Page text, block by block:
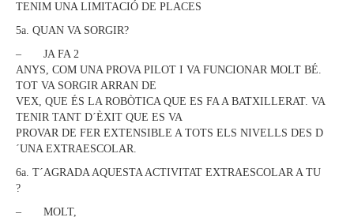
TENIM UNA LIMITACIÓ DE PLACES
5a. QUAN VA SORGIR?
– JA FA 2
ANYS, COM UNA PROVA PILOT I VA FUNCIONAR MOLT BÉ.
TOT VA SORGIR ARRAN DE
VEX, QUE ÉS LA ROBÒTICA QUE ES FA A BATXILLERAT. VA
TENIR TANT D´ÈXIT QUE ES VA
PROVAR DE FER EXTENSIBLE A TOTS ELS NIVELLS DES D
´UNA EXTRAESCOLAR.
6a. T´AGRADA AQUESTA ACTIVITAT EXTRAESCOLAR A TU
?
– MOLT,